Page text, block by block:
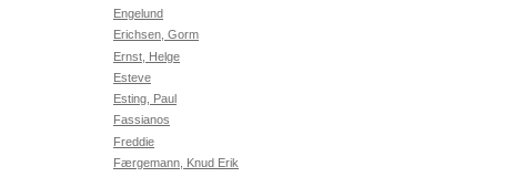
Engelund
Erichsen, Gorm
Ernst, Helge
Esteve
Esting, Paul
Fassianos
Freddie
Færgemann, Knud Erik